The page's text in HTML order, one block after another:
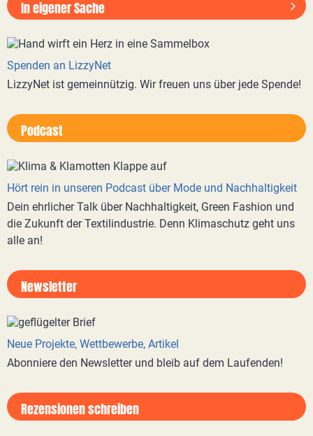
In eigener Sache
Spenden an LizzyNet
LizzyNet ist gemeinnützig. Wir freuen uns über jede Spende!
Podcast
Hört rein in unseren Podcast über Mode und Nachhaltigkeit
Dein ehrlicher Talk über Nachhaltigkeit, Green Fashion und
die Zukunft der Textilindustrie. Denn Klimaschutz geht uns
alle an!
Newsletter
Neue Projekte, Wettbewerbe, Artikel
Abonniere den Newsletter und bleib auf dem Laufenden!
Rezensionen schreiben